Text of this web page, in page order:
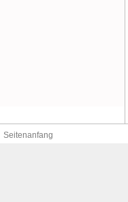
Seitenanfang